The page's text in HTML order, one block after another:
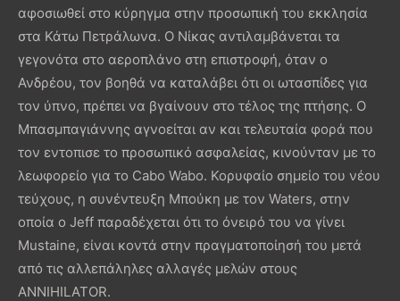
αφοσιωθεί στο κύρηγμα στην προσωπική του εκκλησία
στα Κάτω Πετράλωνα. Ο Νίκας αντιλαμβάνεται τα
γεγονότα στο αεροπλάνο στη επιστροφή, όταν ο
Ανδρέου, τον βοηθά να καταλάβει ότι οι ωτασπίδες για
τον ύπνο, πρέπει να βγαίνουν στο τέλος της πτήσης. Ο
Μπασμπαγιάννης αγνοείται αν και τελευταία φορά που
τον εντοπισε το προσωπικό ασφαλείας, κινούνταν με το
λεωφορείο για το Cabo Wabo. Κορυφαίο σημείο του νέου
τεύχους, η συνέντευξη Μπούκη με τον Waters, στην
οποία ο Jeff παραδέχεται ότι το όνειρό του να γίνει
Mustaine, είναι κοντά στην πραγματοποίησή του μετά
από τις αλλεπάληλες αλλαγές μελών στους
ANNIHILATOR.